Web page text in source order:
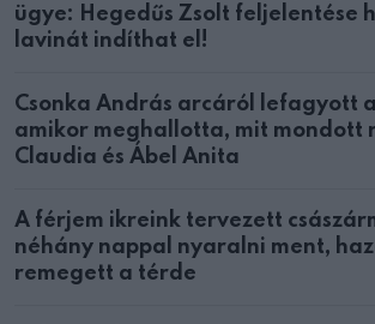
ügye: Hegedűs Zsolt feljelentése
lavinát indíthat el!
Csonka András arcáról lefagyott
amikor meghallotta, mit mondott
Claudia és Ábel Anita
A férjem ikreink tervezett
néhány nappal nyaralni ment,
remegett a térde